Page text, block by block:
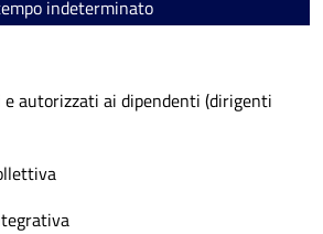
indeterminato
autorizzati ai dipendenti (dirigenti